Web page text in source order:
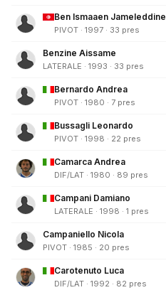
Ben Ismaaen Jameleddine
PIVOT · 1997 · 33 pres
Benzine Aissame
LATERALE · 1993 · 33 pres
Bernardo Andrea
PIVOT · 1980 · 7 pres
Bussagli Leonardo
PIVOT · 1998 · 22 pres
Camarca Andrea
DIF/LAT · 1980 · 89 pres
Campani Damiano
LATERALE · 1998 · 1 pres
Campaniello Nicola
PIVOT · 1985 · 20 pres
Carotenuto Luca
DIF/LAT · 1992 · 82 pres